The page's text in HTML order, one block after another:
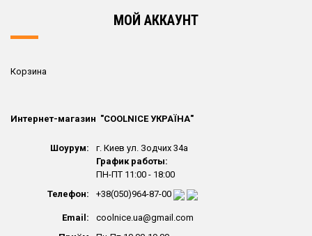
МОЙ АККАУНТ
Корзина
Интернет-магазин "СOOLNICE УКРАЇНА"
Шоурум:
г. Киев ул. Зодчих 34а
График работы:
ПН-ПТ 11:00 - 18:00
Телефон:
+38(050)964-87-00
Email:
coolnice.ua@gmail.com